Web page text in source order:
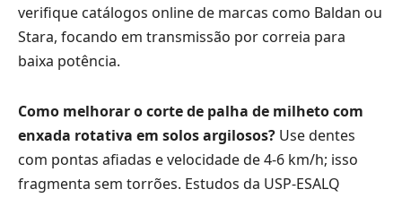
verifique catálogos online de marcas como Baldan ou
Stara, focando em transmissão por correia para
baixa potência.
Como melhorar o corte de palha de milheto com
enxada rotativa em solos argilosos? Use dentes
com pontas afiadas e velocidade de 4-6 km/h; isso
fragmenta sem torrões. Estudos da USP-ESALQ